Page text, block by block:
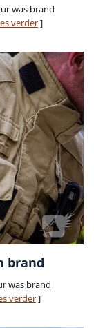
was brand
verder]
brand
was brand
verder]